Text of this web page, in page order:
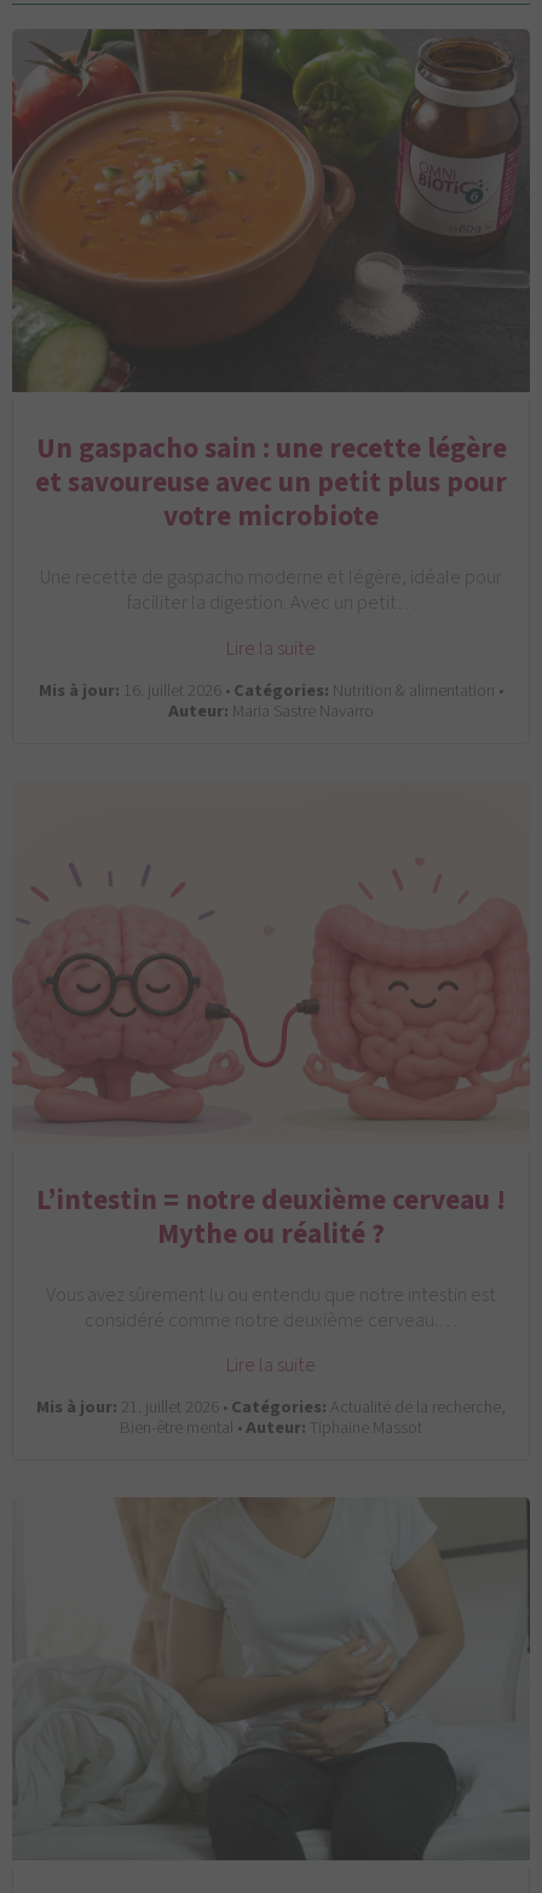
Un gaspacho sain : une recette légère
et savoureuse avec un petit plus pour
votre microbiote
Une recette de gaspacho moderne et légère, idéale pour
faciliter la digestion. Avec un petit…
Lire la suite
Mis à jour: 16. juillet 2026 •Catégories: Nutrition & alimentation •
Auteur: Maria Sastre Navarro
L’intestin = notre deuxième cerveau !
Mythe ou réalité ?
Vous avez sûrement lu ou entendu que notre intestin est
considéré comme notre deuxième cerveau.…
Lire la suite
Mis à jour: 21. juillet 2026 •Catégories: Actualité de la recherche,
Bien-être mental •Auteur: Tiphaine Massot